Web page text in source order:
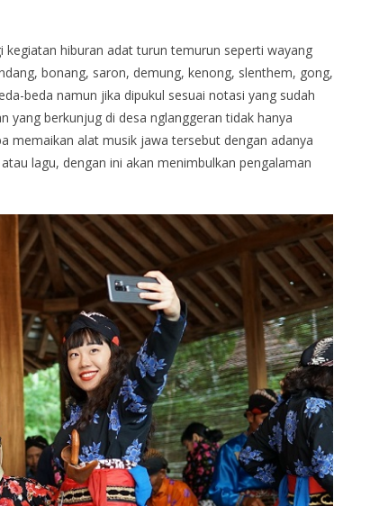
hiburan adat turun temurun seperti wayang
bonang, saron, demung, kenong, slenthem, gong,
beda namun jika dipukul sesuai notasi yang sudah
yang berkunjug di desa nglanggeran tidak hanya
memaikan alat musik jawa tersebut dengan adanya
lagu, dengan ini akan menimbulkan pengalaman